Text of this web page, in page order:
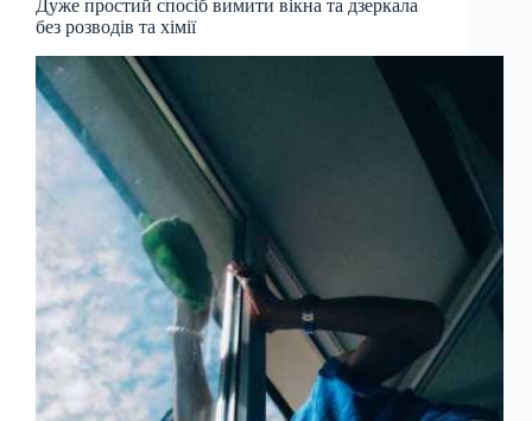
Дуже простий спосіб вимити вікна та дзеркала
без розводів та хімії